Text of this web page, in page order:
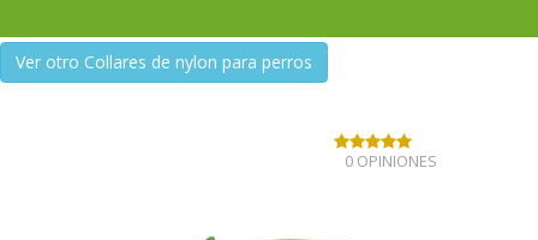
Ver otro Collares de nylon para perros
0 OPINIONES